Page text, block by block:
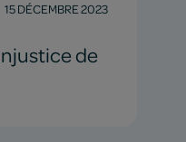
15 DÉCEMBRE 2023
de